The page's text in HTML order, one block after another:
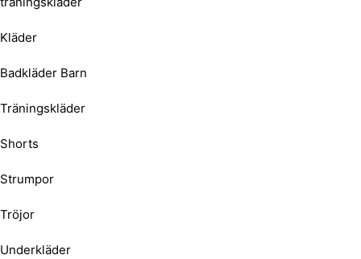
Kläder
Badkläder Barn
Träningskläder
Shorts
Strumpor
Tröjor
Underkläder